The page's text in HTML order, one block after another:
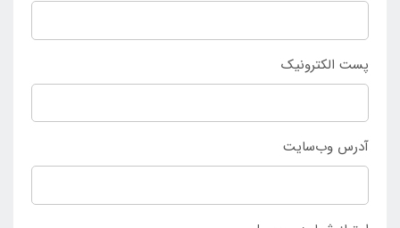
پست الکترونیک
آدرس وب‌سایت